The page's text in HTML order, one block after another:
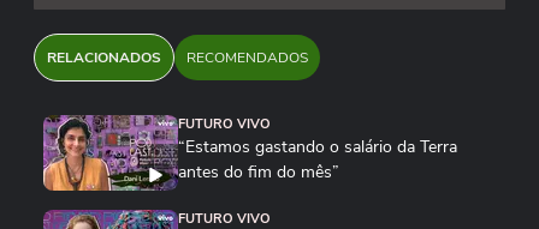
RELACIONADOS RECOMENDADOS
FUTURO VIVO
“Estamos gastando o salário da Terra
antes do fim do mês”
FUTURO VIVO